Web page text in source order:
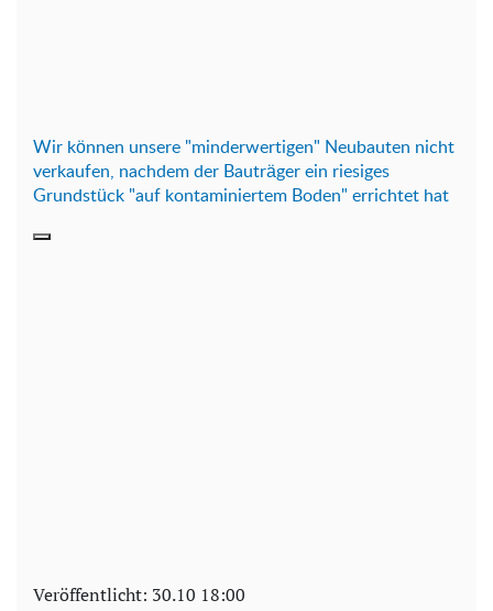
Wir können unsere "minderwertigen" Neubauten nicht
verkaufen, nachdem der Bauträger ein riesiges
Grundstück "auf kontaminiertem Boden" errichtet hat
Veröffentlicht: 30.10 18:00